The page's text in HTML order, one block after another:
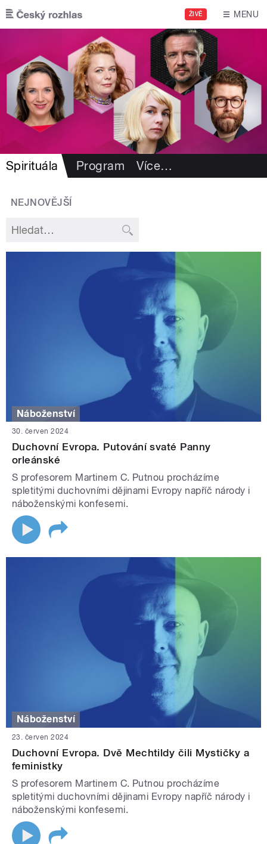
Přejít k hlavnímu obsahu
ŽIVĚ MENU
Spirituála Program Více…
NEJNOVĚJŠÍ
Náboženství
30. červen 2024
Duchovní Evropa. Putování svaté Panny
orleánské
S profesorem Martinem C. Putnou procházíme
spletitými duchovními dějinami Evropy napříč národy i
náboženskými konfesemi.
Náboženství
23. červen 2024
Duchovní Evropa. Dvě Mechtildy čili Mystičky a
feministky
S profesorem Martinem C. Putnou procházíme
spletitými duchovními dějinami Evropy napříč národy i
náboženskými konfesemi.